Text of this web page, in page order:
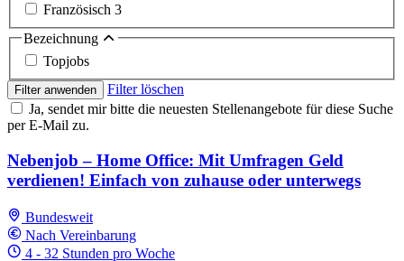
Französisch 3
Bezeichnung
Topjobs
Filter anwenden
Filter löschen
Ja, sendet mir bitte die neuesten Stellenangebote für diese Suche
per E-Mail zu.
Nebenjob – Home Office: Mit Umfragen Geld
verdienen! Einfach von zuhause oder unterwegs
Bundesweit
Nach Vereinbarung
4 - 32 Stunden pro Woche